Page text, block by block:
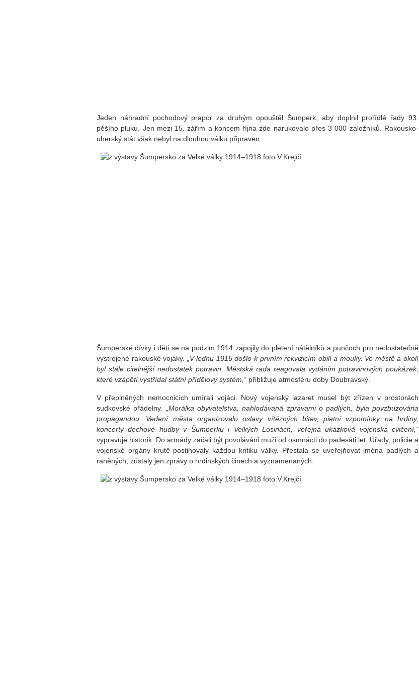
Jeden náhradní pochodový prapor za druhým opouštěl Šumperk, aby doplnil prořídlé řady 93.
pěšího pluku. Jen mezi 15. zářím a koncem října zde narukovalo přes 3 000 záložníků. Rakousko-
uherský stát však nebyl na dlouhou válku připraven.
Šumperské dívky i děti se na podzim 1914 zapojily do pletení nátělníků a punčoch pro nedostatečně
vystrojené rakouské vojáky.
„V lednu 1915 došlo k prvním rekvizicím obilí a mouky. Ve městě a okolí
byl stále citelnější nedostatek potravin. Městská rada reagovala vydáním potravinových poukázek,
které vzápětí vystřídal státní přídělový systém,“ přibližuje atmosféru doby Doubravský.
V přeplněných nemocnicích umírali vojáci. Nový vojenský lazaret musel být zřízen v prostorách
sudkovské přádelny.
„Morálka obyvatelstva, nahlodávaná zprávami o padlých, byla povzbuzována
propagandou. Vedení města organizovalo oslavy vítězných bitev, pietní vzpomínky na hrdiny,
koncerty dechové hudby v Šumperku i Velkých Losinách, veřejná ukázková vojenská cvičení,“
vypravuje historik. Do armády začali být povoláváni muži od osmnácti do padesáti let. Úřady, policie a
vojenské orgány krutě postihovaly každou kritiku války. Přestala se uveřejňovat jména padlých a
raněných, zůstaly jen zprávy o hrdinských činech a vyznamenaných.